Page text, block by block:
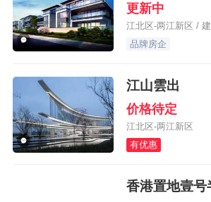
更新中
江北区-两江新区 /
品牌房企
江山雲出
价格待定
江北区-两江新区
有优惠
香港置地壹号